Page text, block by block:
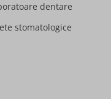
dentare
stomatologice